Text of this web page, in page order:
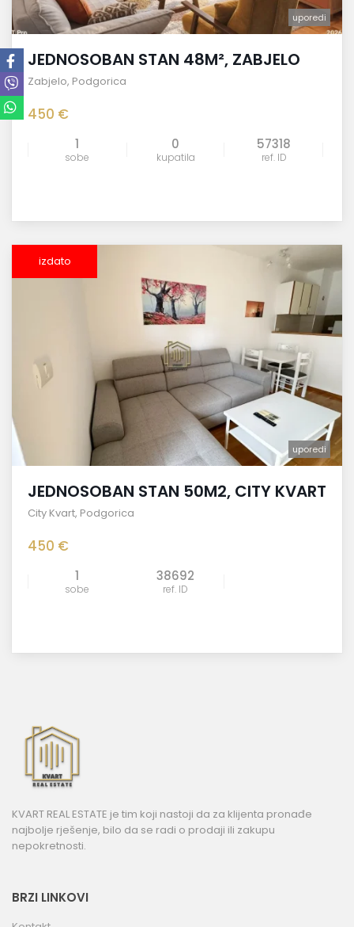
uporedi
JEDNOSOBAN STAN 48M², ZABJELO
Zabjelo, Podgorica
450 €
1
sobe
0
kupatila
57318
ref. ID
izdato
uporedi
JEDNOSOBAN STAN 50M2, CITY KVART
City Kvart, Podgorica
450 €
1
sobe
38692
ref. ID
KVART REAL ESTATE je tim koji nastoji da za klijenta pronađe
najbolje rješenje, bilo da se radi o prodaji ili zakupu
nepokretnosti.
BRZI LINKOVI